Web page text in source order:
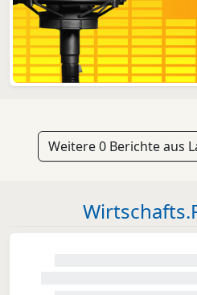
Weitere 0 Berichte aus